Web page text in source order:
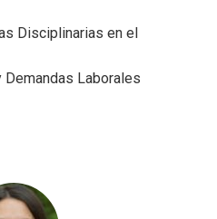
Disciplinarias en el
Demandas Laborales